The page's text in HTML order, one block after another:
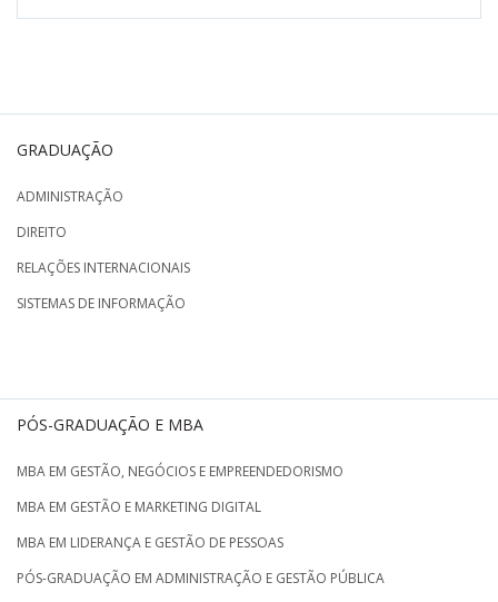
GRADUAÇÃO
ADMINISTRAÇÃO
DIREITO
RELAÇÕES INTERNACIONAIS
SISTEMAS DE INFORMAÇÃO
PÓS-GRADUAÇÃO E MBA
MBA EM GESTÃO, NEGÓCIOS E EMPREENDEDORISMO
MBA EM GESTÃO E MARKETING DIGITAL
MBA EM LIDERANÇA E GESTÃO DE PESSOAS
PÓS-GRADUAÇÃO EM ADMINISTRAÇÃO E GESTÃO PÚBLICA